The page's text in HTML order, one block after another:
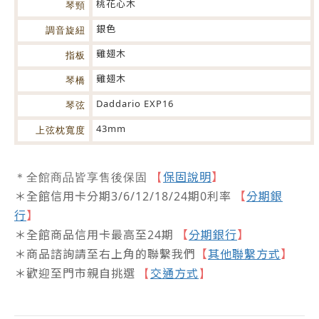
琴頸 桃花心木
調音旋紐 銀色
指板 雞翅木
琴橋 雞翅木
琴弦 Daddario EXP16
上弦枕寬度 43mm
＊全館商品皆享售後保固 【 保固說明】
＊全館信用卡分期3/6/12/18/24期0利率
【分期銀
行】
＊全館商品信用卡最高至24期
【分期銀行】
＊商品諮詢請至右上角的聯繫我們 【其他聯繫方式】
＊歡迎至門市親自挑選
【 交通方式 】